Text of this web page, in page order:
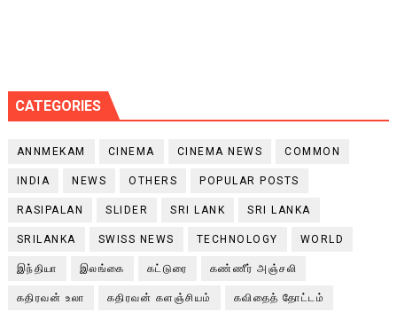
CATEGORIES
ANNMEKAM CINEMA CINEMA NEWS COMMON
INDIA NEWS OTHERS POPULAR POSTS
RASIPALAN SLIDER SRI LANK SRI LANKA
SRILANKA SWISS NEWS TECHNOLOGY WORLD
இந்தியா இலங்கை கட்டுரை கண்ணீர் அஞ்சலி
கதிரவன் உலா கதிரவன் களஞ்சியம் கவிதைத் தோட்டம்